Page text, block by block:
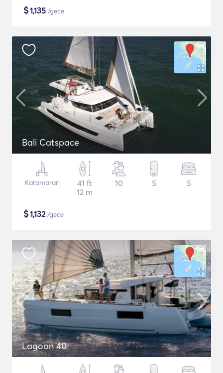
$1,135 /gece
Bali Catspace
Katamaran
41 ft
12 m
10 5 5
$1,132/gece
Lagoon 40